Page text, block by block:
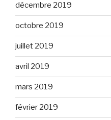
décembre 2019
octobre 2019
juillet 2019
avril 2019
mars 2019
février 2019